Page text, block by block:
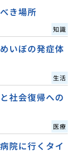
き場所
知識
いぼの発症体
生活
社会復帰への
医療
院に行くタイ